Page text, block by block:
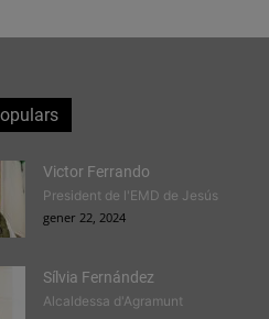
Victor Ferrando
President de l'EMD de Jesús
gener 22, 2024
Sílvia Fernández
Alcaldessa d'Agramunt